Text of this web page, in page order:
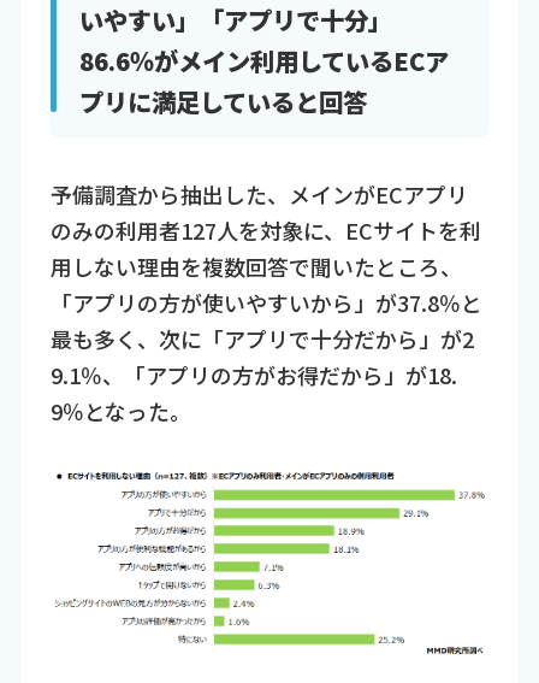
いやすい」「アプリで十分」
86.6％がメイン利用しているECア
プリに満足していると回答
予備調査から抽出した、メインがECアプリ
のみの利用者127人を対象に、ECサイトを利
用しない理由を複数回答で聞いたところ、
「アプリの方が使いやすいから」が37.8％と
最も多く、次に「アプリで十分だから」が2
9.1％、「アプリの方がお得だから」が18.
9％となった。